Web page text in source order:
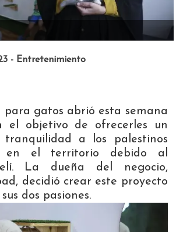
- Entretenimiento
para gatos abrió esta semana
el objetivo de ofrecerles un
tranquilidad a los palestinos
en el territorio debido al
La dueña del negocio,
decidió crear este proyecto
dos pasiones.